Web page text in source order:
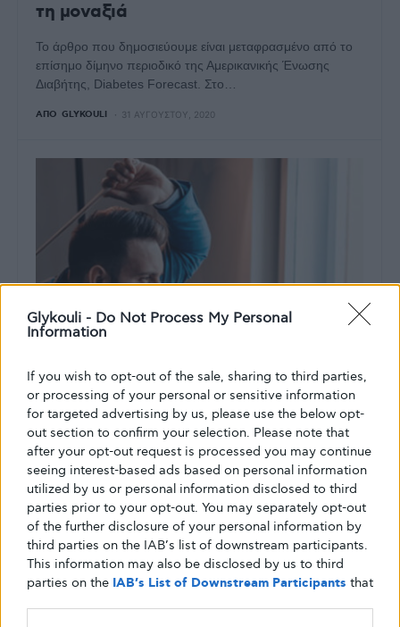
Glykouli - Do Not Process My Personal
Information
If you wish to opt-out of the sale, sharing to third parties,
or processing of your personal or sensitive information
for targeted advertising by us, please use the below opt-
out section to confirm your selection. Please note that
after your opt-out request is processed you may continue
seeing interest-based ads based on personal information
utilized by us or personal information disclosed to third
parties prior to your opt-out. You may separately opt-out
of the further disclosure of your personal information by
third parties on the IAB’s list of downstream participants.
This information may also be disclosed by us to third
parties on the IAB’s List of Downstream Participants that
τη μοναξιά
Το άρθρο που δημοσιεύουμε είναι μεταφρασμένο από το
επίσημο δίμηνο περιοδικό της Αμερικανικής Ένωσης
Διαβήτης, Diabetes Forecast. Στο…
ΑΠΌ GLYKOULI 31 ΑΥΓΟΎΣΤΟΥ, 2020
ΖΩΉ ΜΕ ΤΟ ΔΙΑΒΉΤΗ ΝΈΑ
Ο ρόλος των Ομοσπονδιών, η
καραμέλα τους και η αλήθεια!
Αφορμή για το σημερινό κείμενο είναι ένα πολύ δίκαιο
αίτημα της κοινότητάς μας, αυτό που ζητά από το
Υπουργείο Υγείας να…
ΑΠΌ GLYKOULI 25 ΜΑΪ́ΟΥ, 2020